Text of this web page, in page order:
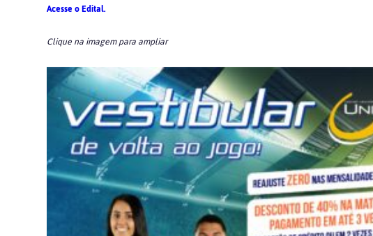
Acesse o Edital.
Clique na imagem para ampliar